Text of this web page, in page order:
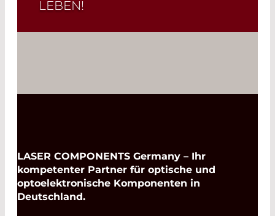
LEBEN!
Schnellauswahl!Finden Sie die
LASER COMPONENTS Germany – Ihr
kompetenter Partner für optische und
optoelektronische Komponenten in
Deutschland.